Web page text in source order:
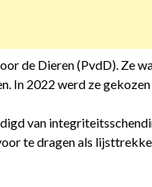
de Dieren (PvdD). Ze
In 2022 werd ze
van
te dragen als